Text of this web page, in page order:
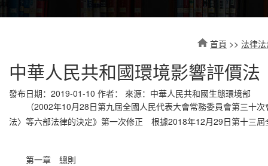
首頁 >> 法律
中華人民共和國環境影響評價法
發布日期：2019-01-10 作者： 來源：中華人民共和國生態環境部
（2002年10月28日第九屆全國人民代表大會常務委員會第三
法〉等六部法律的決定》第一次修正 根據2018年12月29日第十三
第一章 總則